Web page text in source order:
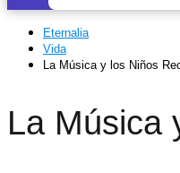
Eternalia
Vida
La Música y los Niños
La Música